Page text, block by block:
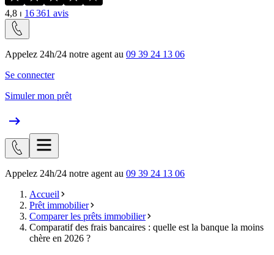
4,8 ⏐ 16 361 avis
Appelez 24h/24 notre agent au 09 39 24 13 06
Se connecter
Simuler mon prêt
Appelez 24h/24 notre agent au 09 39 24 13 06
Accueil
Prêt immobilier
Comparer les prêts immobilier
Comparatif des frais bancaires : quelle est la banque la moins
chère en 2026 ?